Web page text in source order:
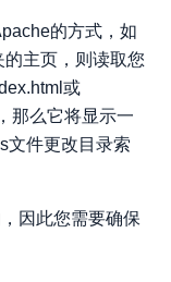
的方式，如
主页，则读取您
或
那么它将显示一
文件更改目录索
因此您需要确保